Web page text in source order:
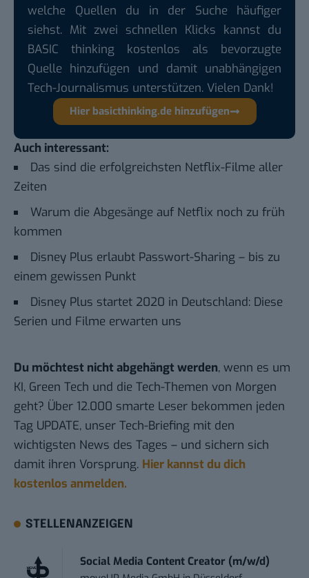
welche Quellen du in der Suche häufiger
siehst. Mit zwei schnellen Klicks kannst du
BASIC thinking kostenlos als bevorzugte
Quelle hinzufügen und damit unabhängigen
Tech-Journalismus unterstützen. Vielen Dank!
Hier basicthinking.de hinzufügen
Auch interessant:
Das sind die erfolgreichsten Netflix-Filme aller
Zeiten
Warum die Abgesänge auf Netflix noch zu früh
kommen
Disney Plus erlaubt Passwort-Sharing – bis zu
einem gewissen Punkt
Disney Plus startet 2020 in Deutschland: Diese
Serien und Filme erwarten uns
Du möchtest nicht abgehängt werden, wenn es um
KI, Green Tech und die Tech-Themen von Morgen
geht? Über 12.000 smarte Leser bekommen jeden
Tag UPDATE, unser Tech-Briefing mit den
wichtigsten News des Tages – und sichern sich
damit ihren Vorsprung. Hier kannst du dich
kostenlos anmelden.
STELLENANZEIGEN
Social Media Content Creator (m/w/d)